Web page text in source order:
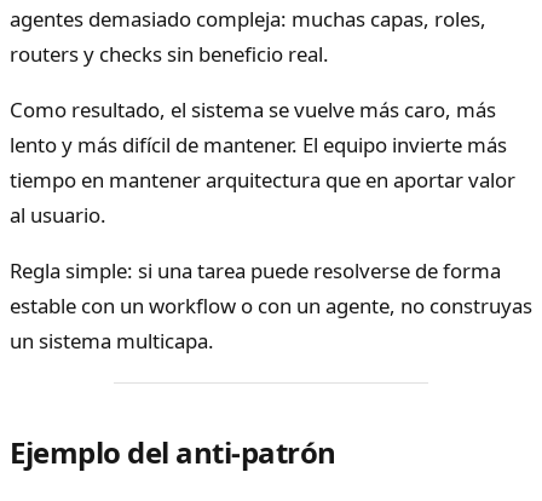
agentes demasiado compleja: muchas capas, roles,
routers y checks sin beneficio real.
Como resultado, el sistema se vuelve más caro, más
lento y más difícil de mantener. El equipo invierte más
tiempo en mantener arquitectura que en aportar valor
al usuario.
Regla simple: si una tarea puede resolverse de forma
estable con un workflow o con un agente, no construyas
un sistema multicapa.
Ejemplo del anti-patrón